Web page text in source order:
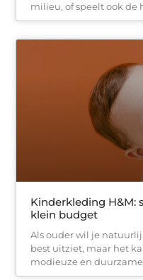
milieu, of speelt ook de
Kinderkleding H&M:
klein budget
Als ouder wil je
best uitziet, maar het
modieuze en